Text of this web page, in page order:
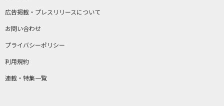
広告掲載・プレスリリースについて
お問い合わせ
プライバシーポリシー
利用規約
連載・特集一覧